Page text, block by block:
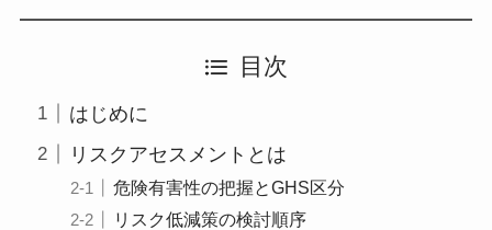
目次
はじめに
リスクアセスメントとは
危険有害性の把握とGHS区分
リスク低減策の検討順序